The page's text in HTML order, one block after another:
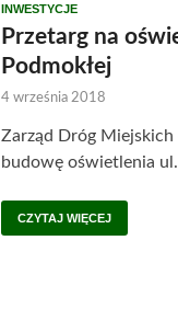
INWESTYCJE
Przetarg na
Podmokłej
4 września 2018
Zarząd Dróg Miejskich
budowę oświetlenia
CZYTAJ WIĘCEJ